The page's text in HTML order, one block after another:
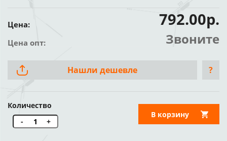
Цена: 792.00р.
Цена опт: Звоните
Нашли дешевле ?
Количество
-
+
В корзину